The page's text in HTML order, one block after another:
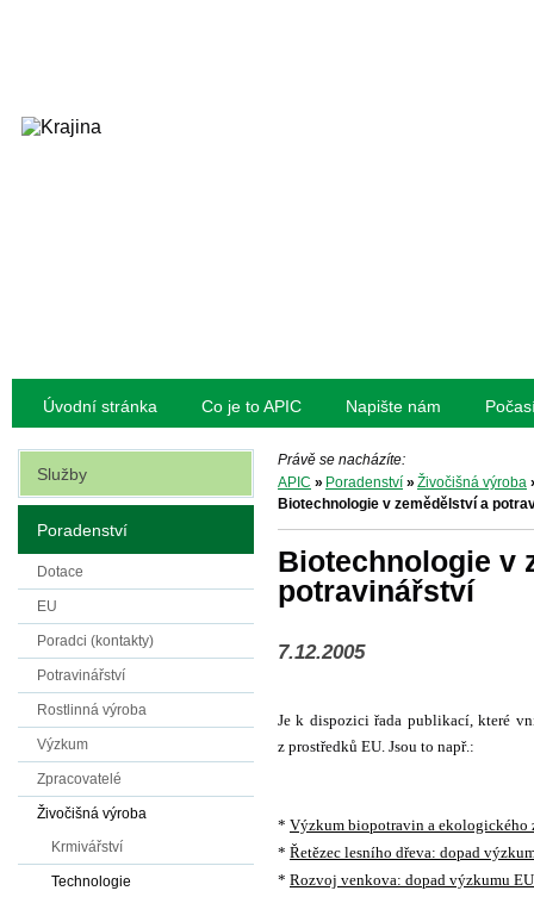
Úvodní stránka Co je to APIC Napište nám
Právě se nacházíte:
APIC » Poradenství » Živočišná výroba
Biotechnologie v zemědělství a
Biotechnologie v
potravinářství
7.12.2005
Je k dispozici řada publikací, které
z prostředků EU. Jsou to např.:
* Výzkum biopotravin a ekologického
* Řetězec lesního dřeva: dopad
* Rozvoj venkova: dopad výzkumu
Služby
Poradenství
Dotace
EU
Poradci (kontakty)
Potravinářství
Rostlinná výroba
Výzkum
Zpracovatelé
Živočišná výroba
Krmivářství
Technologie